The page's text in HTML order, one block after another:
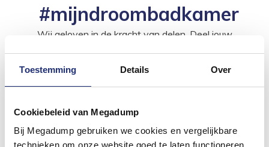
Toestemming Details Over
Cookiebeleid van Megadump
Bij Megadump gebruiken we cookies en vergelijkbare
technieken om onze website goed te laten functioneren,
#mijndroombadkamer
Wij geloven in de kracht van delen. Deel jouw
en tag @megadumpnl. Samen bouwen we een
badkamerstijlen. Doe je mee?